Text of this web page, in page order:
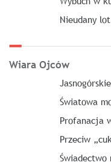
Nieudany lot
Wiara Ojców
Światowa
Profanacja
Przeciw